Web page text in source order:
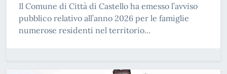
Il Comune di Città di Castello ha emesso l’avviso
pubblico relativo all’anno 2026 per le famiglie
numerose residenti nel territorio...